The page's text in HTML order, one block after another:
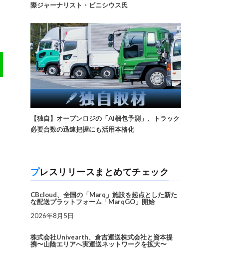
際ジャーナリスト・ビニシウス氏
【独自】オープンロジの「AI梱包予測」、トラック
必要台数の迅速把握にも活用本格化
プレスリリースまとめてチェック
CBcloud、全国の「Marq」施設を起点とした新た
な配送プラットフォーム「MarqGO」開始
2026年8月5日
株式会社Univearth、倉吉運送株式会社と資本提
携〜山陰エリアへ実運送ネットワークを拡大〜